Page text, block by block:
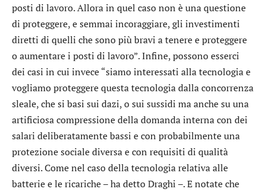
posti di lavoro. Allora in quel caso non è una questione
di proteggere, e semmai incoraggiare, gli investimenti
diretti di quelli che sono più bravi a tenere e proteggere
o aumentare i posti di lavoro”. Infine, possono esserci
dei casi in cui invece “siamo interessati alla tecnologia e
vogliamo proteggere questa tecnologia dalla concorrenza
sleale, che si basi sui dazi, o sui sussidi ma anche su una
artificiosa compressione della domanda interna con dei
salari deliberatamente bassi e con probabilmente una
protezione sociale diversa e con requisiti di qualità
diversi. Come nel caso della tecnologia relativa alle
batterie e le ricariche – ha detto Draghi –. E notate che